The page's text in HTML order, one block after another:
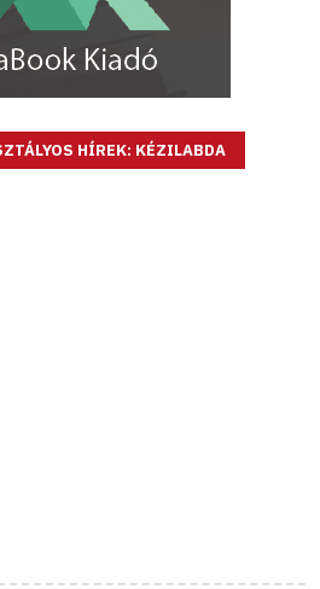
HÍREK: KÉZILABDA